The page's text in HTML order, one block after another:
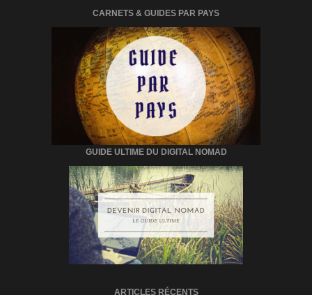
CARNETS & GUIDES PAR PAYS
GUIDE ULTIME DU DIGITAL NOMAD
ARTICLES RÉCENTS